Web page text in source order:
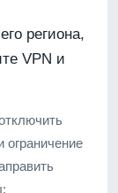
региона,
VPN и
ограничение